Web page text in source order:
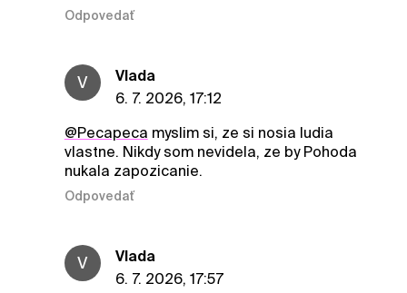
Odpovedať
V
Vlada
6. 7. 2026, 17:12
@Pecapeca myslim si, ze si nosia ludia
vlastne. Nikdy som nevidela, ze by Pohoda
nukala zapozicanie.
Odpovedať
V
Vlada
6. 7. 2026, 17:57